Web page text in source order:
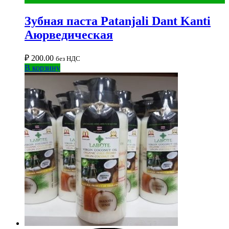
Зубная паста Patanjali Dant Kanti
Аюрведическая
₽ 200.00 без НДС
В корзину